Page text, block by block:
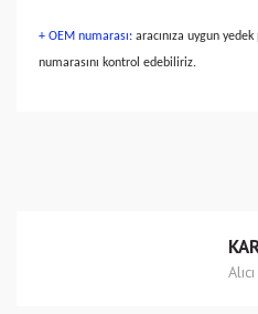
+ OEM numarası: aracınıza uygun
numarasını kontrol edebiliriz.
Ürün açıklamasında eksik